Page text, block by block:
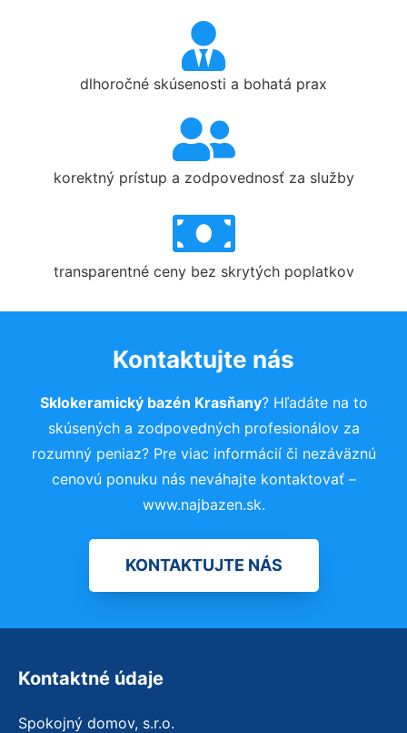
dlhoročné skúsenosti a bohatá prax
korektný prístup a zodpovednosť za služby
transparentné ceny bez skrytých poplatkov
Kontaktujte nás
Sklokeramický bazén Krasňany? Hľadáte na to
skúsených a zodpovedných profesionálov za
rozumný peniaz? Pre viac informácií či nezáväznú
cenovú ponuku nás neváhajte kontaktovať –
www.najbazen.sk.
KONTAKTUJTE NÁS
Kontaktné údaje
Spokojný domov, s.r.o.